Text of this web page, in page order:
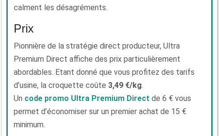
calment les désagréments.
Prix
Pionnière de la stratégie direct producteur, Ultra
Premium Direct affiche des prix particulièrement
abordables. Etant donné que vous profitez des tarifs
d’usine, la croquette coûte 3,49 €/kg.
Un code promo Ultra Premium Direct de 6 € vous
permet d’économiser sur un premier achat de 15 €
minimum.